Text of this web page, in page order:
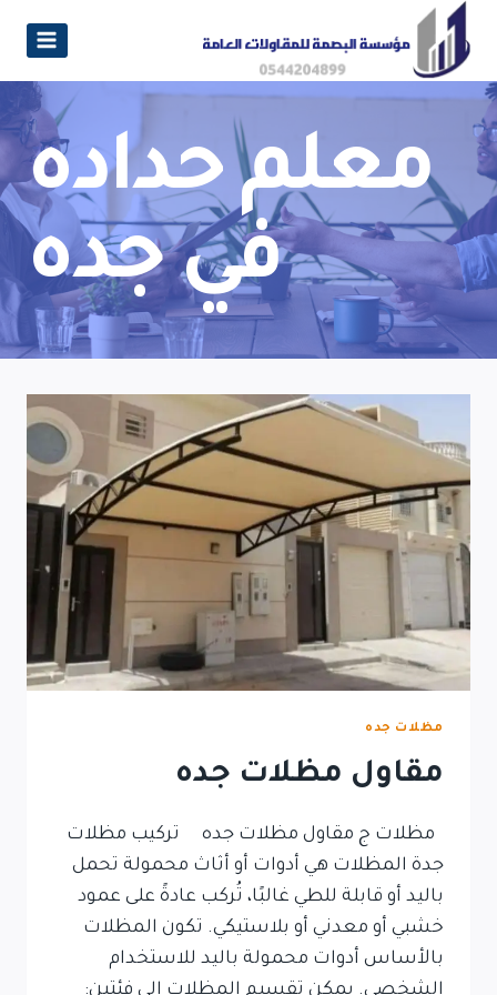
معلم حداده
في جده
مظلات جده
مقاول مظلات جده
مظلات ج مقاول مظلات جده تركيب مظلات
جدة المظلات هي أدوات أو أثاث محمولة تحمل
باليد أو قابلة للطي غالبًا، تُركب عادةً على عمود
خشبي أو معدني أو بلاستيكي. تكون المظلات
بالأساس أدوات محمولة باليد للاستخدام
الشخصي. يمكن تقسيم المظلات إلى فئتين: